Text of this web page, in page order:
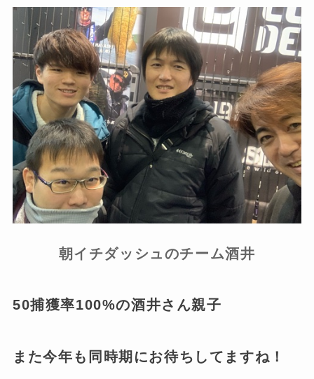
朝イチダッシュのチーム酒井
50捕獲率100%の酒井さん親子
また今年も同時期にお待ちしてますね！